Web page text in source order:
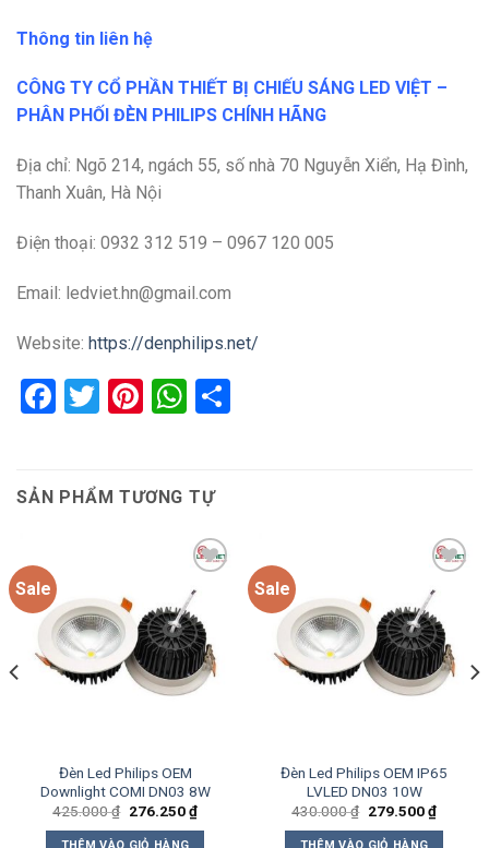
Thông tin liên hệ
CÔNG TY CỔ PHẦN THIẾT BỊ CHIẾU SÁNG LED VIỆT –
PHÂN PHỐI ĐÈN PHILIPS CHÍNH HÃNG
Địa chỉ: Ngõ 214, ngách 55, số nhà 70 Nguyễn Xiển, Hạ Đình,
Thanh Xuân, Hà Nội
Điện thoại: 0932 312 519 – 0967 120 005
Email: ledviet.hn@gmail.com
Website: https://denphilips.net/
Facebook
Twitter
Pinterest
WhatsApp
SẢN PHẨM TƯƠNG TỰ
Sale
Add to
wishlist
Đèn Led Philips OEM
Downlight COMI DN03 8W
425.000₫ Giá
là:
276.250₫Giá
hiện
Sale
Add to
wishlist
Đèn Led Philips OEM IP65
LVLED DN03 10W
430.000₫ Giá
là:
279.500₫Giá
hiện